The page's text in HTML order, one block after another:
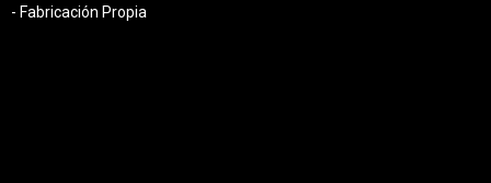
- Fabricación Propia